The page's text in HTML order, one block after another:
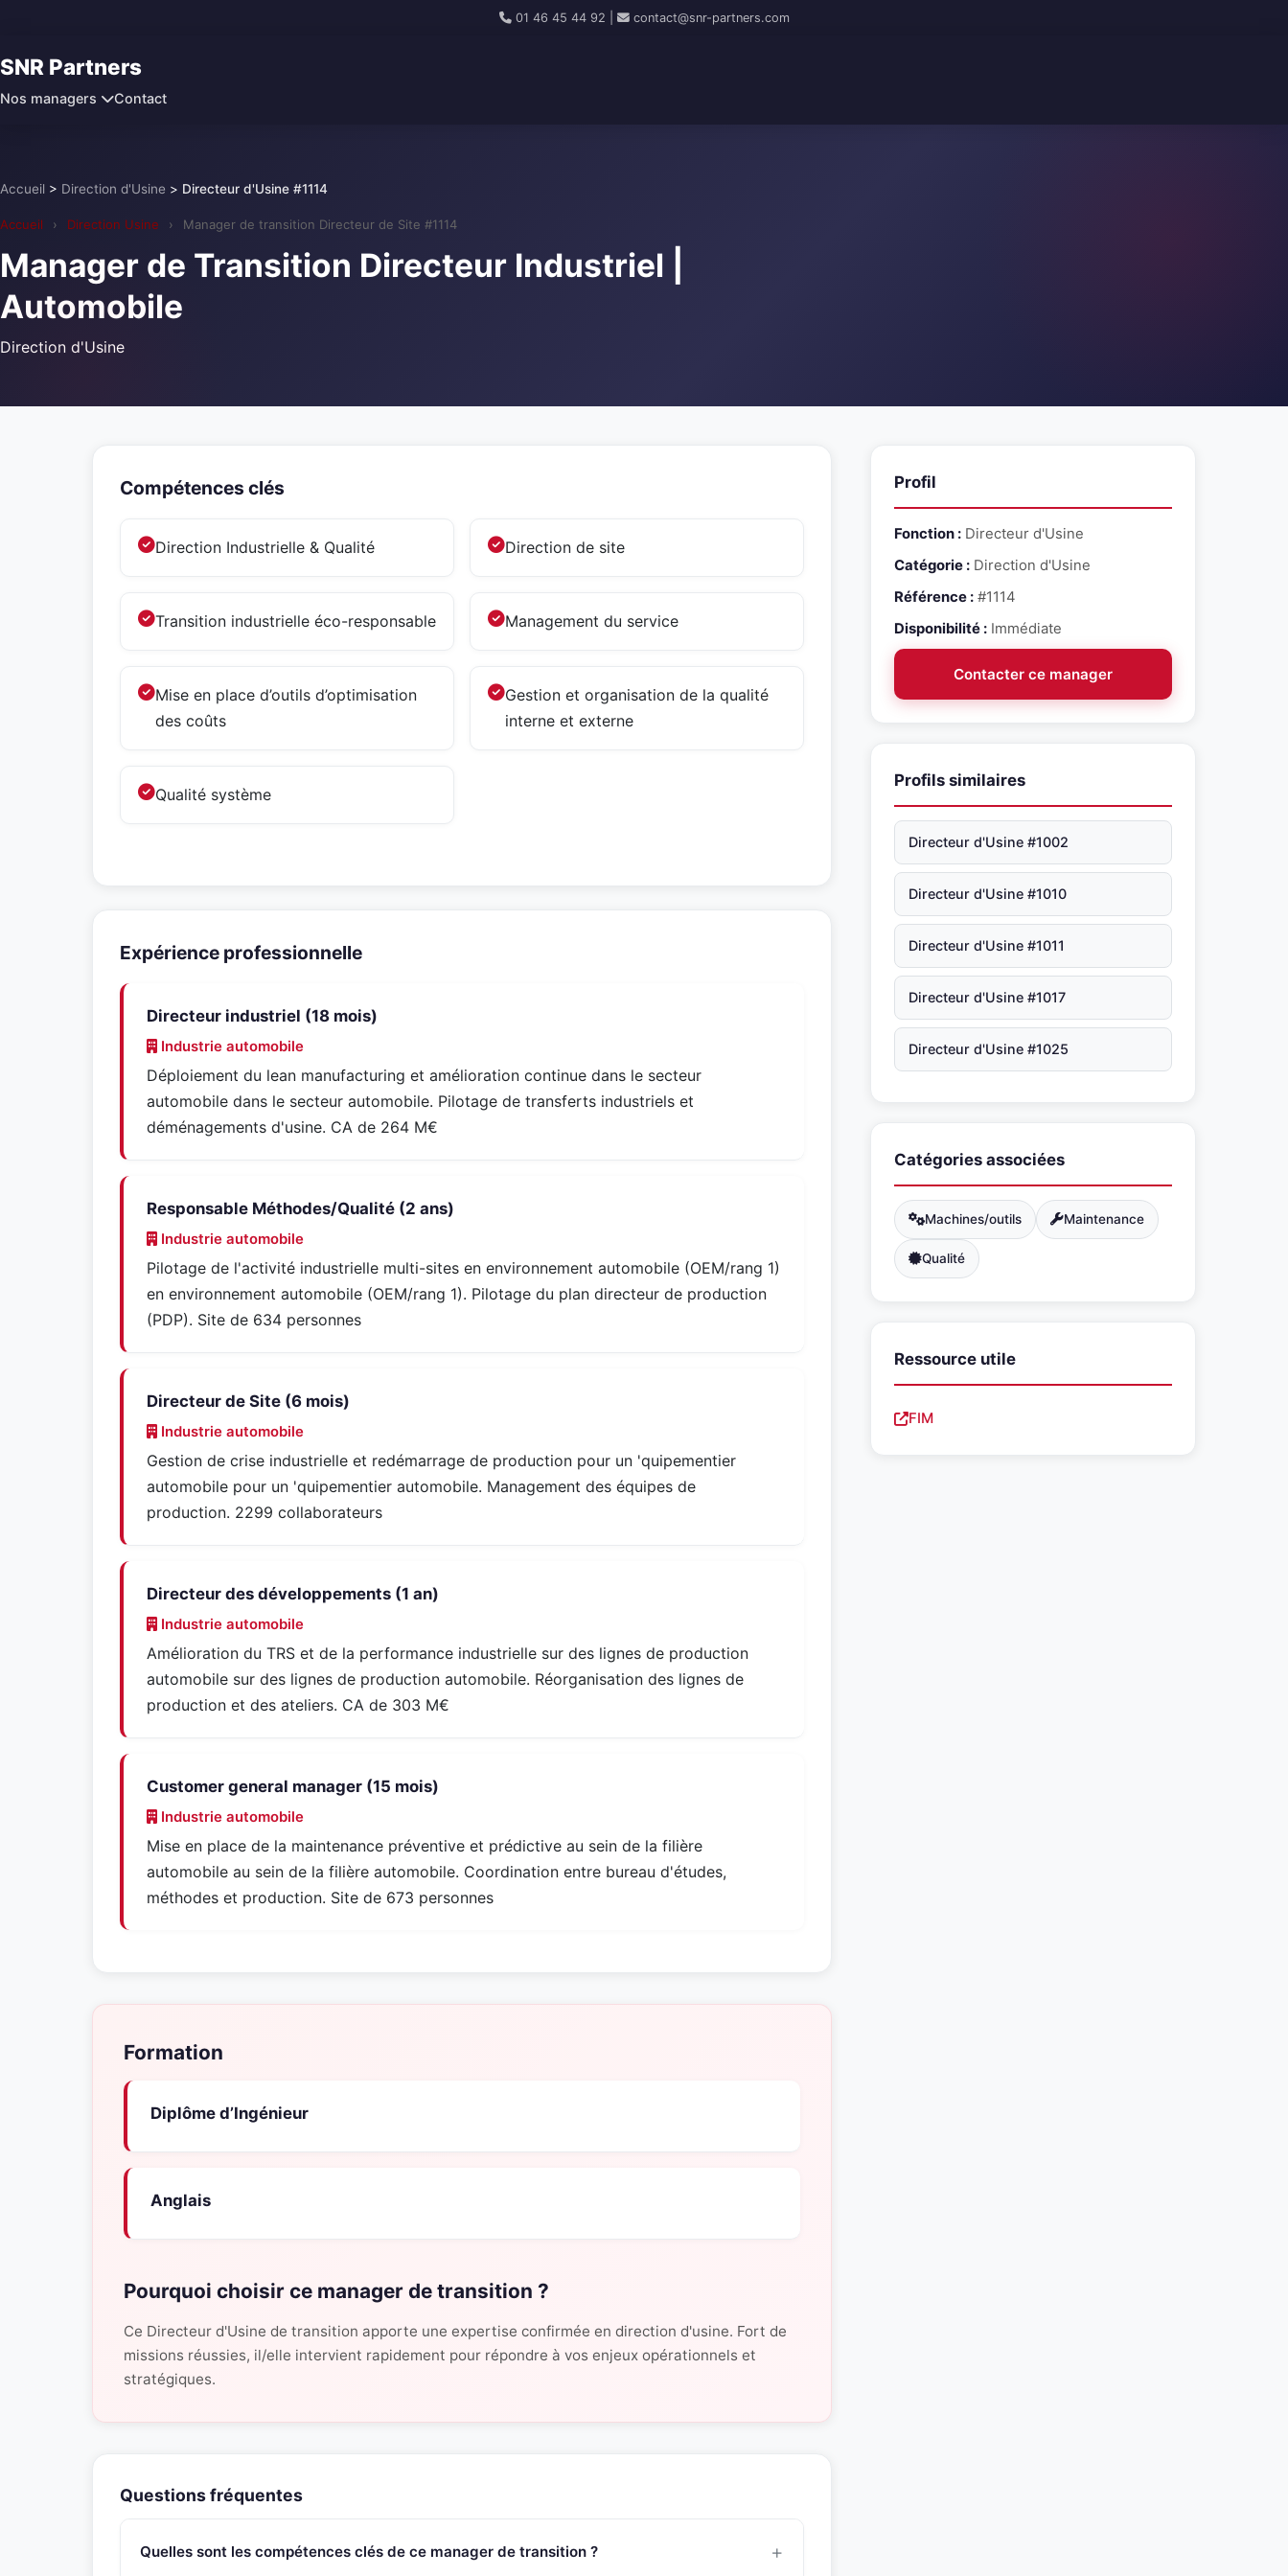
01 46 45 44 92 contact@snr-partners.com
SNR Partners
Nos managers Contact
Accueil > Direction d'Usine > Directeur d'Usine #1114
Accueil › Direction Usine › Manager de transition Directeur de Site #1114
Manager de Transition Directeur Industriel |
Automobile
Direction d'Usine
Compétences clés
Direction Industrielle & Qualité Direction de site
Transition industrielle éco-responsable Management du service
Mise en place d’outils d’optimisation
des coûts
Gestion et organisation de la qualité
interne et externe
Qualité système
Expérience professionnelle
Directeur industriel (18 mois)
Industrie automobile
Déploiement du lean manufacturing et amélioration continue dans le secteur
automobile dans le secteur automobile. Pilotage de transferts industriels et
déménagements d'usine. CA de 264 M€
Responsable Méthodes/Qualité (2 ans)
Industrie automobile
Pilotage de l'activité industrielle multi-sites en environnement automobile (OEM/rang 1)
en environnement automobile (OEM/rang 1). Pilotage du plan directeur de production
(PDP). Site de 634 personnes
Directeur de Site (6 mois)
Industrie automobile
Gestion de crise industrielle et redémarrage de production pour un 'quipementier
automobile pour un 'quipementier automobile. Management des équipes de
production. 2299 collaborateurs
Directeur des développements (1 an)
Industrie automobile
Amélioration du TRS et de la performance industrielle sur des lignes de production
automobile sur des lignes de production automobile. Réorganisation des lignes de
production et des ateliers. CA de 303 M€
Customer general manager (15 mois)
Industrie automobile
Mise en place de la maintenance préventive et prédictive au sein de la filière
automobile au sein de la filière automobile. Coordination entre bureau d'études,
méthodes et production. Site de 673 personnes
Formation
Diplôme d’Ingénieur
Anglais
Pourquoi choisir ce manager de transition ?
Ce Directeur d'Usine de transition apporte une expertise confirmée en direction d'usine. Fort de
missions réussies, il/elle intervient rapidement pour répondre à vos enjeux opérationnels et
stratégiques.
Questions fréquentes
Quelles sont les compétences clés de ce manager de transition ?
Profil
Fonction : Directeur d'Usine
Catégorie : Direction d'Usine
Référence : #1114
Disponibilité : Immédiate
Contacter ce manager
Profils similaires
Directeur d'Usine #1002
Directeur d'Usine #1010
Directeur d'Usine #1011
Directeur d'Usine #1017
Directeur d'Usine #1025
Catégories associées
Machines/outils Maintenance
Qualité
Ressource utile
FIM